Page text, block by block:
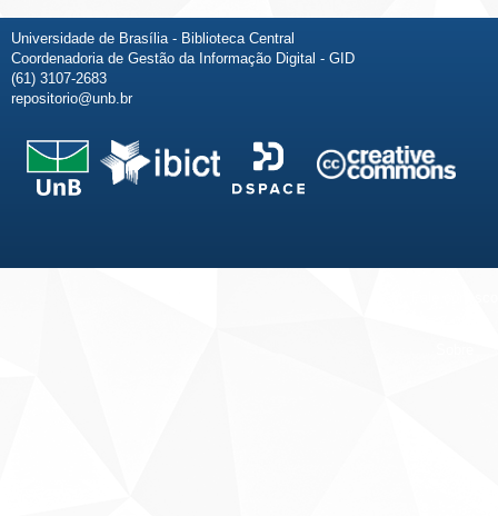
Universidade de Brasília - Biblioteca Central
Coordenadoria de Gestão da Informação Digital - GID
(61) 3107-2683
repositorio@unb.br